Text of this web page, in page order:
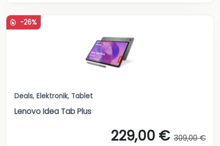
-26%
Deals, Elektronik, Tablet
Lenovo Idea Tab Plus
229,00 € 309,00 €